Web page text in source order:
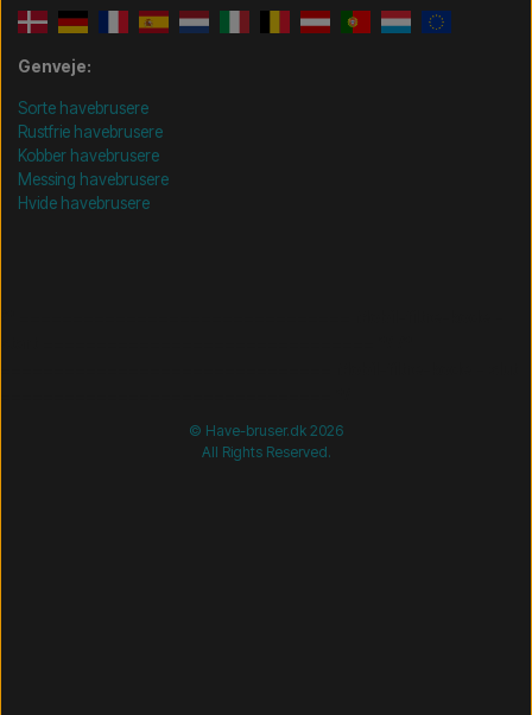
Genveje:
Sorte havebrusere
Rustfrie havebrusere
Kobber havebrusere
Messing havebrusere
Hvide havebrusere
© Have-bruser.dk 2026
All Rights Reserved.